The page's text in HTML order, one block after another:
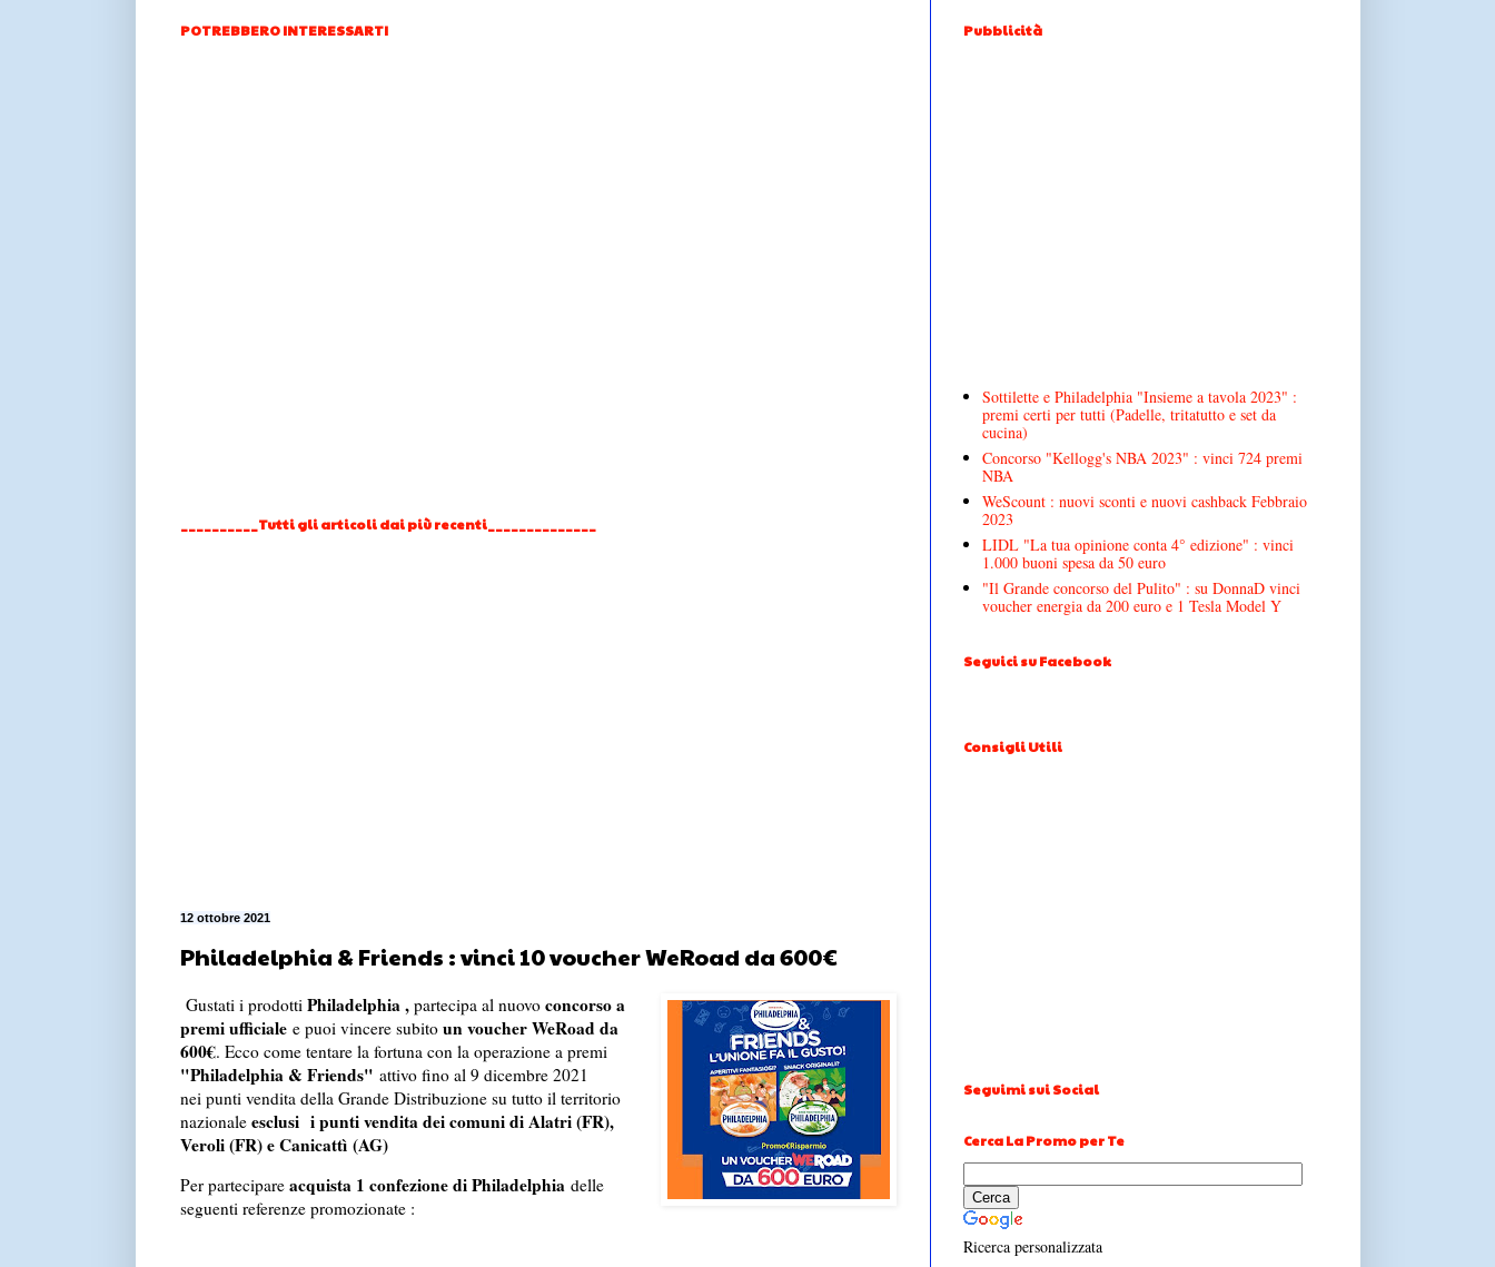
POTREBBERO INTERESSARTI
__________Tutti gli articoli dai più recenti______________
12 ottobre 2021
Philadelphia & Friends : vinci 10 voucher WeRoad da 600€
Gustati i prodotti Philadelphia , partecipa al nuovo concorso a
premi ufficiale e puoi vincere subito un voucher WeRoad da
600€. Ecco come tentare la fortuna con la operazione a premi
"Philadelphia & Friends" attivo fino al 9 dicembre 2021
nei punti vendita della Grande Distribuzione su tutto il territorio
nazionale esclusi i punti vendita dei comuni di Alatri (FR),
Veroli (FR) e Canicattì (AG)
Per partecipare acquista 1 confezione di Philadelphiadelle
seguenti referenze promozionate :
Pubblicità
Sottilette e Philadelphia "Insieme a tavola 2023" :
premi certi per tutti (Padelle, tritatutto e set da
cucina)
Concorso "Kellogg's NBA 2023" : vinci 724 premi
NBA
WeScount : nuovi sconti e nuovi cashback Febbraio
2023
LIDL "La tua opinione conta 4° edizione" : vinci
1.000 buoni spesa da 50 euro
"Il Grande concorso del Pulito" : su DonnaD vinci
voucher energia da 200 euro e 1 Tesla Model Y
Seguici su Facebook
Consigli Utili
Seguimi sui Social
Cerca La Promo per Te
Ricerca personalizzata